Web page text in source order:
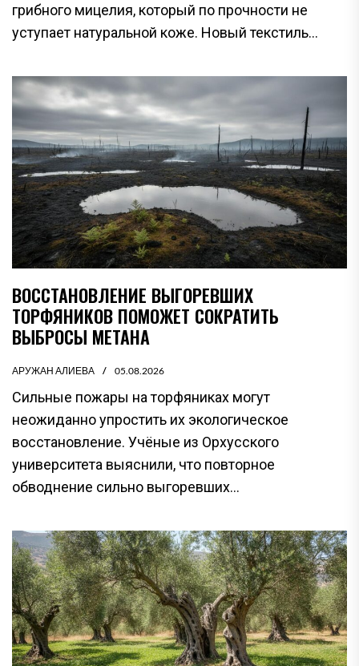
грибного мицелия, который по прочности не
уступает натуральной коже. Новый текстиль...
ВОССТАНОВЛЕНИЕ ВЫГОРЕВШИХ
ТОРФЯНИКОВ ПОМОЖЕТ СОКРАТИТЬ
ВЫБРОСЫ МЕТАНА
АРУЖАН АЛИЕВА 05.08.2026
Сильные пожары на торфяниках могут
неожиданно упростить их экологическое
восстановление. Учёные из Орхусского
университета выяснили, что повторное
обводнение сильно выгоревших...